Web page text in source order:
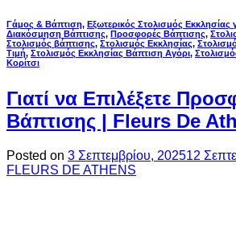
Γάμος & Βάπτιση, Εξωτερικός Στολισμός Εκκλησίας
Διακόσμηση Βάπτισης, Προσφορές Βάπτισης,
Στολισμός βάπτισης, Στολισμός Εκκλησίας,
Τιμή, Στολισμός Εκκλησίας Βάπτιση Αγόρι,
Κορίτσι
Γιατί να Επιλέξετε
Βάπτισης | Fleurs De
Posted on 3 Σεπτεμβρίου, 202512
FLEURS DE ATHENS